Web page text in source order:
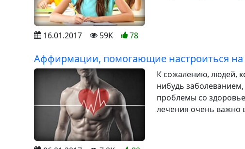
16.01.2017 59K 78
Аффирмации, помогающие настроиться
К сожалению, людей,
нибудь
проблемы со
лечения очень важно